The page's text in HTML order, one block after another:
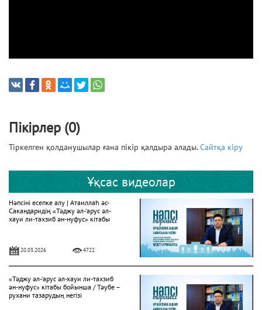
Пікірлер (0)
Тіркелген қолданушылар ғана пікір қалдыра алады.Сайтқа кіру
Ұқсас видеолар
Нәпсіні есепке алу | Атаиллаһ әс-
Сакандаридің «Тәджу әл-‘арус әл-
хауи ли-тахзиб ән-нуфус» кітабы
20.03.2026 4722
«Тәджу әл-‘арус әл-хауи ли-тахзиб
ән-нуфус» кітабы бойынша / Тәубе –
рухани тазарудың негізі